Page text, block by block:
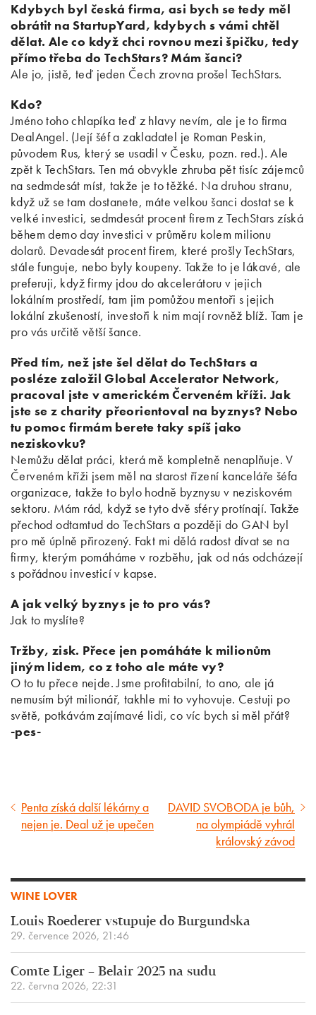
Kdybych byl česká firma, asi bych se tedy měl
obrátit na StartupYard, kdybych s vámi chtěl
dělat. Ale co když chci rovnou mezi špičku, tedy
přímo třeba do TechStars? Mám šanci?
Ale jo, jistě, teď jeden Čech zrovna prošel TechStars.
Kdo?
Jméno toho chlapíka teď z hlavy nevím, ale je to firma
DealAngel. (Její šéf a zakladatel je Roman Peskin,
původem Rus, který se usadil v Česku, pozn. red.). Ale
zpět k TechStars. Ten má obvykle zhruba pět tisíc zájemců
na sedmdesát míst, takže je to těžké. Na druhou stranu,
když už se tam dostanete, máte velkou šanci dostat se k
velké investici, sedmdesát procent firem z TechStars získá
během demo day investici v průměru kolem milionu
dolarů. Devadesát procent firem, které prošly TechStars,
stále funguje, nebo byly koupeny. Takže to je lákavé, ale
preferuji, když firmy jdou do akcelerátoru v jejich
lokálním prostředí, tam jim pomůžou mentoři s jejich
lokální zkušeností, investoři k nim mají rovněž blíž. Tam je
pro vás určitě větší šance.
Před tím, než jste šel dělat do TechStars a
posléze založil Global Accelerator Network,
pracoval jste v americkém Červeném kříži. Jak
jste se z charity přeorientoval na byznys? Nebo
tu pomoc firmám berete taky spíš jako
neziskovku?
Nemůžu dělat práci, která mě kompletně nenaplňuje. V
Červeném kříži jsem měl na starost řízení kanceláře šéfa
organizace, takže to bylo hodně byznysu v neziskovém
sektoru. Mám rád, když se tyto dvě sféry protínají. Takže
přechod odtamtud do TechStars a později do GAN byl
pro mě úplně přirozený. Fakt mi dělá radost dívat se na
firmy, kterým pomáháme v rozběhu, jak od nás odcházejí
s pořádnou investicí v kapse.
A jak velký byznys je to pro vás?
Jak to myslíte?
Tržby, zisk. Přece jen pomáháte k milionům
jiným lidem, co z toho ale máte vy?
O to tu přece nejde. Jsme profitabilní, to ano, ale já
nemusím být milionář, takhle mi to vyhovuje. Cestuji po
světě, potkávám zajímavé lidi, co víc bych si měl přát?
-pes-
Předcházející
článek
Penta získá další lékárny a
nejen je. Deal už je upečen
Následující
článek
DAVID SVOBODA je bůh,
na olympiádě vyhrál
královský závod
WINE LOVER
Louis Roederer vstupuje do Burgundska
29. července 2026, 21:46
Comte Liger – Belair 2025 na sudu
22. června 2026, 22:31